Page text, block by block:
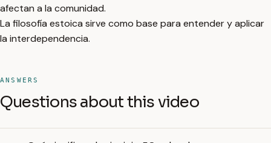
afectan a la comunidad.
La filosofía estoica sirve como base para entender y aplicar
la interdependencia.
ANSWERS
Questions about this video